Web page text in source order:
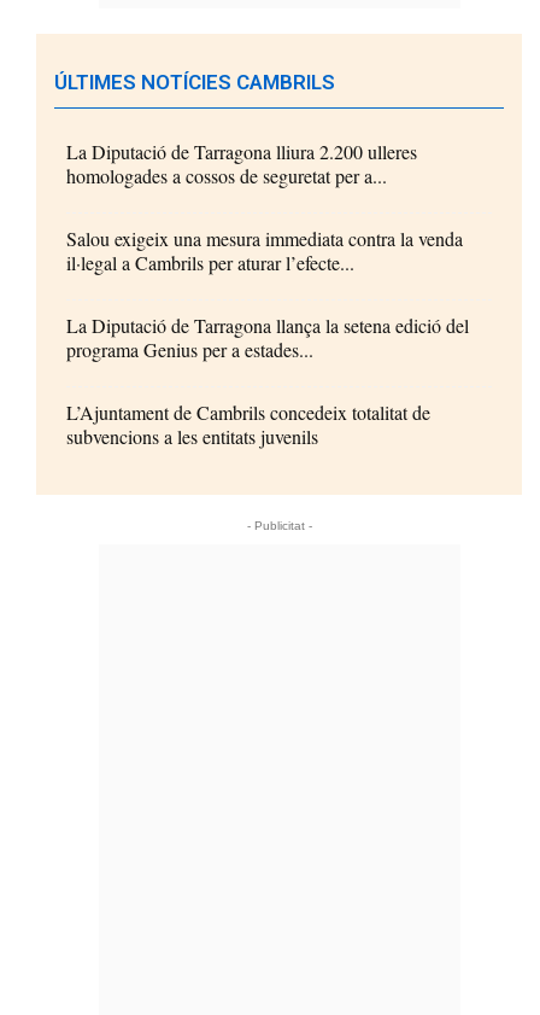
ÚLTIMES NOTÍCIES CAMBRILS
La Diputació de Tarragona lliura 2.200 ulleres
homologades a cossos de seguretat per a...
Salou exigeix una mesura immediata contra la venda
il·legal a Cambrils per aturar l’efecte...
La Diputació de Tarragona llança la setena edició del
programa Genius per a estades...
L’Ajuntament de Cambrils concedeix totalitat de
subvencions a les entitats juvenils
- Publicitat -